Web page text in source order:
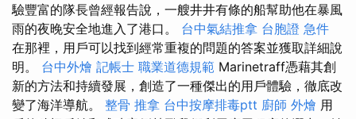
驗豐富的隊長曾經報告說，一艘井井有條的船幫助他在暴風
雨的夜晚安全地進入了港口。 台中氣結推拿 台胞證 急件
在那裡，用戶可以找到經常重複的問題的答案並獲取詳細說
明。 台中外燴 記帳士 職業道德規範 Marinetraff憑藉其創
新的方法和持續發展，創造了一種傑出的用戶體驗，徹底改
變了海洋導航。 整骨 推拿 台中按摩排毒ptt 廚師 外燴 用